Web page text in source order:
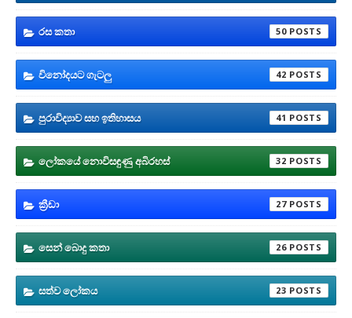
රස කතා 50
විනෝදයට ගැටලු 42
පුරාවිද්‍යාව සහ ඉතිහාසය 41
ලෝකයේ නොවිසඳුණු අබිරහස් 32
ක්‍රීඩා 27
සෙන් බොදු කතා 26
සත්ව ලෝකය 23